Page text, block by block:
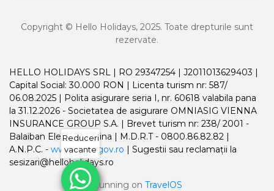
Copyright © Hello Holidays, 2025. Toate drepturile sunt
rezervate.
HELLO HOLIDAYS SRL | RO 29347254 | J2011013629403 |
Capital Social: 30.000 RON | Licenta turism nr: 587/
06.08.2025 | Polita asigurare seria I, nr. 60618 valabila pana
la 31.12.2026 - Societatea de asigurare OMNIASIG VIENNA
INSURANCE GROUP S.A. | Brevet turism nr: 238/ 2001 -
Balaiban Elena Madalina | M.D.R.T - 0800.86.82.82 |
A.N.P.C. - www.anpc.gov.ro | Sugestii sau reclamații la
sesizari@helloholidays.ro
Running on TravelOS
Reduceri
vacante